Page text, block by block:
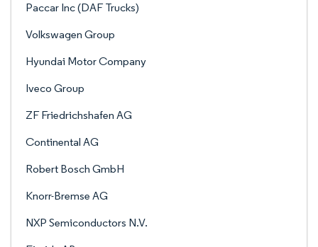
Paccar Inc (DAF Trucks)
Volkswagen Group
Hyundai Motor Company
Iveco Group
ZF Friedrichshafen AG
Continental AG
Robert Bosch GmbH
Knorr-Bremse AG
NXP Semiconductors N.V.